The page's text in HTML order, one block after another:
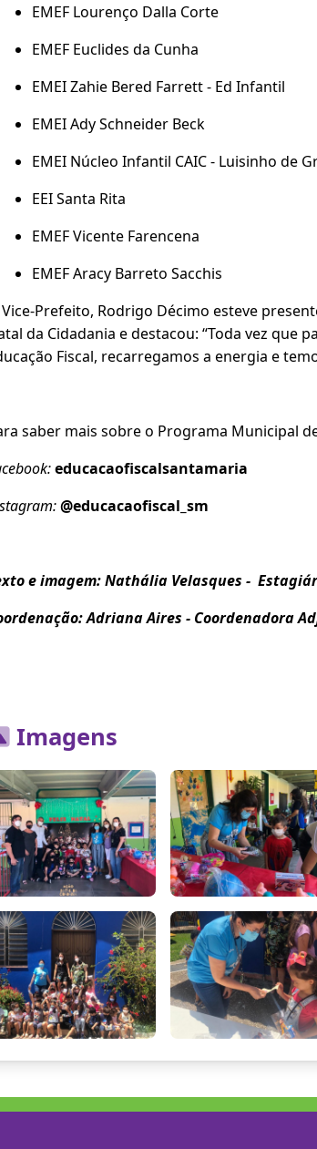
EMEF Lourenço Dalla Corte
EMEF Euclides da Cunha
EMEI Zahie Bered Farrett - Ed Infantil
EMEI Ady Schneider Beck
EMEI Núcleo Infantil CAIC - Luisinho de
EEI Santa Rita
EMEF Vicente Farencena
EMEF Aracy Barreto Sacchis
Prefeito, Rodrigo Décimo esteve
da Cidadania e destacou: “Toda vez
Fiscal, recarregamos a energia e
saber mais sobre o Programa Municipal
educacaofiscalsantamaria
@educacaofiscal_sm
e imagem: Nathália Velasques -
Adriana Aires - Coordenadora
Imagens